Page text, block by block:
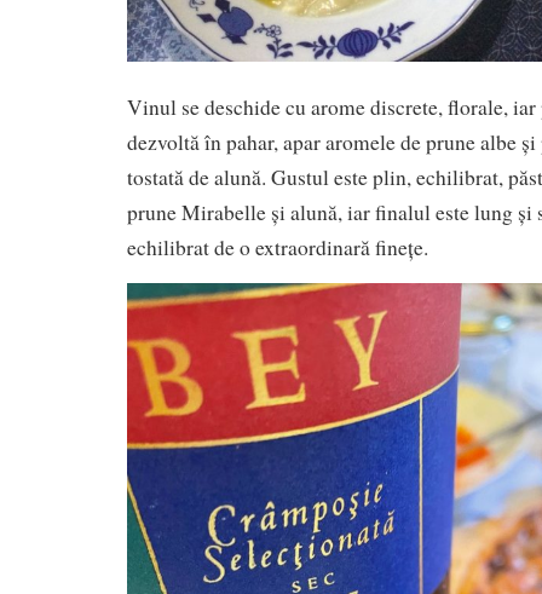
Vinul se deschide cu arome discrete, florale, iar
dezvoltă în pahar, apar aromele de prune albe
tostată de alună. Gustul este plin, echilibrat,
prune Mirabelle și alună, iar finalul este lung și
echilibrat de o extraordinară finețe.